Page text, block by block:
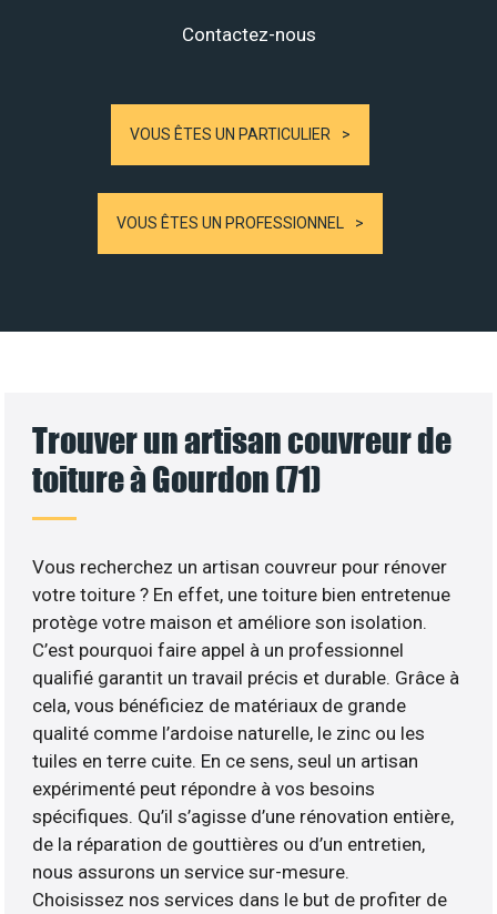
Contactez-nous
VOUS ÊTES UN PARTICULIER
VOUS ÊTES UN PROFESSIONNEL
Trouver un artisan couvreur de
toiture à Gourdon (71)
Vous recherchez un artisan couvreur pour rénover
votre toiture ? En effet, une toiture bien entretenue
protège votre maison et améliore son isolation.
C’est pourquoi faire appel à un professionnel
qualifié garantit un travail précis et durable. Grâce à
cela, vous bénéficiez de matériaux de grande
qualité comme l’ardoise naturelle, le zinc ou les
tuiles en terre cuite. En ce sens, seul un artisan
expérimenté peut répondre à vos besoins
spécifiques. Qu’il s’agisse d’une rénovation entière,
de la réparation de gouttières ou d’un entretien,
nous assurons un service sur-mesure.
Choisissez nos services dans le but de profiter de